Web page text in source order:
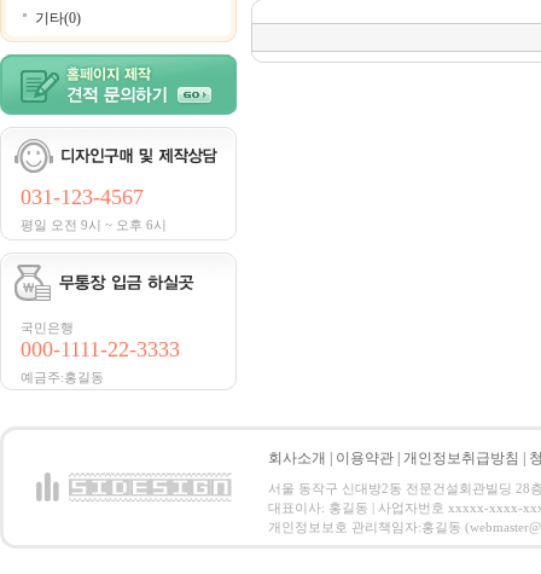
기타(0)
031-123-4567
평일 오전 9시 ~ 오후 6시
국민은행
000-1111-22-3333
예금주:홍길동
회사소개 이용약관 개인정보취급방침
서울 동작구 신대방2동 전문건설회관빌딩 28
대표이사: 홍길동 | 사업자번호 xxxxx-xxxx-
개인정보보호 관리책임자:홍길동